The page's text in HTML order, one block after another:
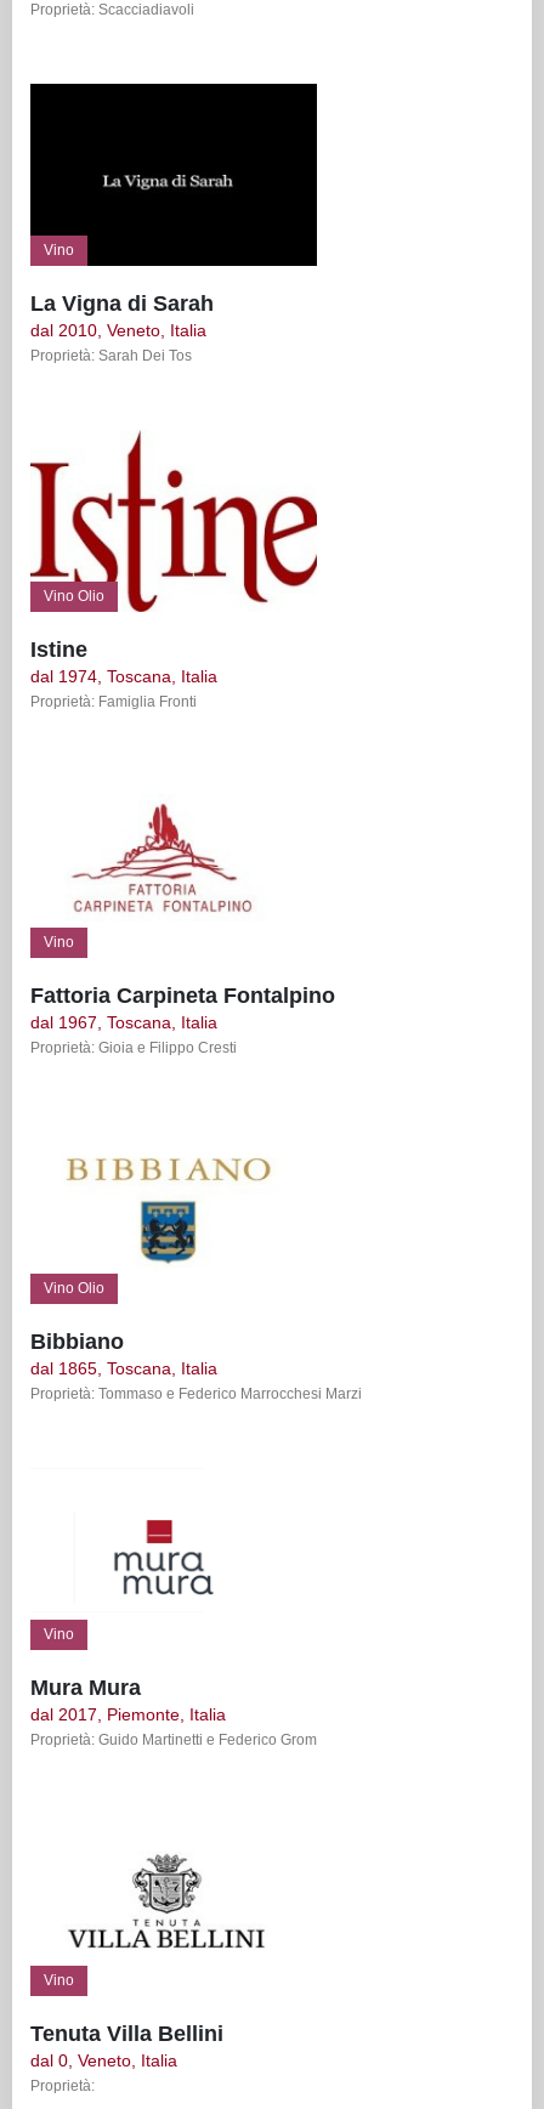
Proprietà: Scacciadiavoli
Vino
La Vigna di Sarah
dal 2010, Veneto, Italia
Proprietà: Sarah Dei Tos
Vino Olio
Istine
dal 1974, Toscana, Italia
Proprietà: Famiglia Fronti
Vino
Fattoria Carpineta Fontalpino
dal 1967, Toscana, Italia
Proprietà: Gioia e Filippo Cresti
Vino Olio
Bibbiano
dal 1865, Toscana, Italia
Proprietà: Tommaso e Federico Marrocchesi Marzi
Vino
Mura Mura
dal 2017, Piemonte, Italia
Proprietà: Guido Martinetti e Federico Grom
Vino
Tenuta Villa Bellini
dal 0, Veneto, Italia
Proprietà: